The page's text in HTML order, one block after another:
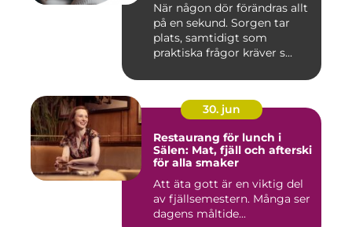
När någon dör förändras allt
på en sekund. Sorgen tar
plats, samtidigt som
praktiska frågor kräver s...
30. jun
Restaurang för lunch i
Sälen: Mat, fjäll och afterski
för alla smaker
Att äta gott är en viktig del
av fjällsemestern. Många ser
dagens måltide...